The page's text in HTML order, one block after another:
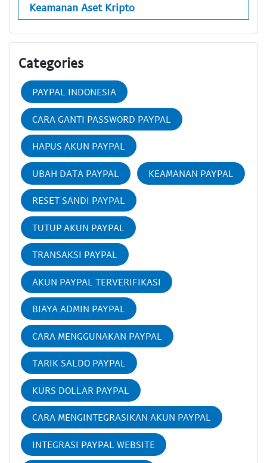
Keamanan Aset Kripto
Categories
PAYPAL INDONESIA
CARA GANTI PASSWORD PAYPAL
HAPUS AKUN PAYPAL
UBAH DATA PAYPAL KEAMANAN PAYPAL
RESET SANDI PAYPAL
TUTUP AKUN PAYPAL
TRANSAKSI PAYPAL
AKUN PAYPAL TERVERIFIKASI
BIAYA ADMIN PAYPAL
CARA MENGGUNAKAN PAYPAL
TARIK SALDO PAYPAL
KURS DOLLAR PAYPAL
CARA MENGINTEGRASIKAN AKUN PAYPAL
INTEGRASI PAYPAL WEBSITE